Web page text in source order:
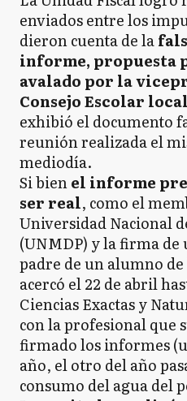
enviados entre los
dieron cuenta de la
informe, propuesta
avalado por la
Consejo Escolar
exhibió el documento
reunión realizada el
mediodía.
Si bienel informe
ser real, como el
Universidad Nacional
(UNMDP) y la firma
padre de un alumno
acercó el 22 de abril
Ciencias Exactas y
con la profesional que
firmado los informes
año, el otro del año
consumo del agua del